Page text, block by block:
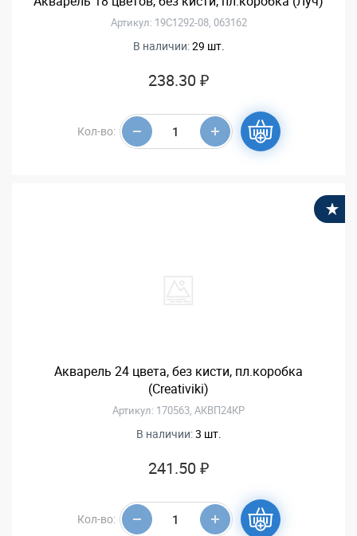
Артикул: 19С1292-08, 063162
В наличии:29 шт.
238.30 ₽
Кол-во:
Акварель 24 цвета, без кисти, пл.коробка
(Creativiki)
Артикул: 170563, АКВП24КР
В наличии:3 шт.
241.50 ₽
Кол-во: